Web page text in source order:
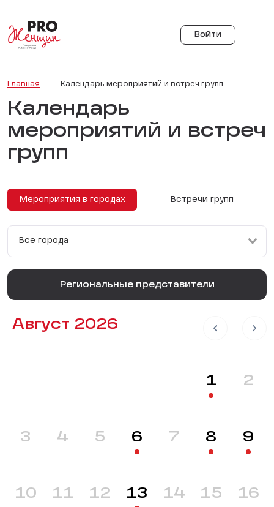
Войти
Главная Календарь мероприятий и встреч групп
Календарь
мероприятий и встреч
групп
Мероприятия в городах Встречи групп
Все города
Региональные представители
Август 2026
1 2
3 4 5 6 7 8 9
10 11 12 13 14 15 16